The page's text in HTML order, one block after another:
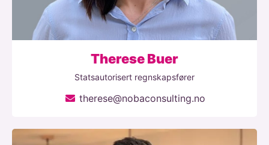
Therese Buer
Statsautorisert regnskapsfører
therese@nobaconsulting.no